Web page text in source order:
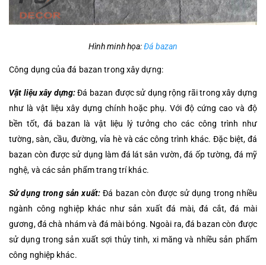
Hình minh họa:Đá bazan
Công dụng của đá bazan trong xây dựng:
Vật liệu xây dựng:Đá bazan được sử dụng rộng rãi trong xây dựng
như là vật liệu xây dựng chính hoặc phụ. Với độ cứng cao và độ
bền tốt, đá bazan là vật liệu lý tưởng cho các công trình như
tường, sàn, cầu, đường, vỉa hè và các công trình khác. Đặc biệt, đá
bazan còn được sử dụng làm đá lát sân vườn, đá ốp tường, đá mỹ
nghệ, và các sản phẩm trang trí khác.
Sử dụng trong sản xuất:Đá bazan còn được sử dụng trong nhiều
ngành công nghiệp khác như sản xuất đá mài, đá cắt, đá mài
gương, đá chà nhám và đá mài bóng. Ngoài ra, đá bazan còn được
sử dụng trong sản xuất sợi thủy tinh, xi măng và nhiều sản phẩm
công nghiệp khác.